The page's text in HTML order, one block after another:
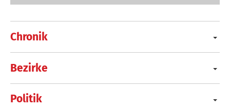
Chronik
Bezirke
Politik